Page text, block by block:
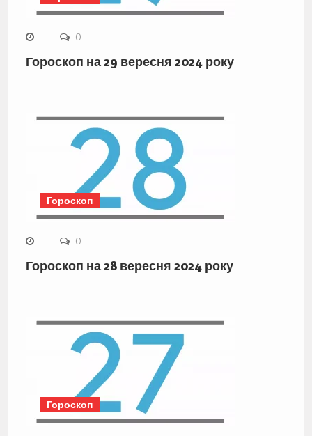
0
Гороскоп на 29 вересня 2024 року
Гороскоп
0
Гороскоп на 28 вересня 2024 року
Гороскоп